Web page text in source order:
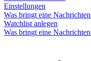
Einstellungen
Was bringt eine
Watchlist anlegen
Was bringt eine